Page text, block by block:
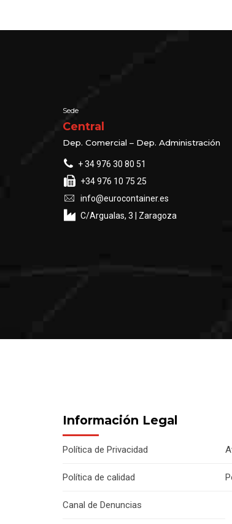
Sede
Central
Dep. Comercial – Dep. Administración
+ 34 976 30 80 51
+34 976 10 75 25
info@eurocontainer.es
C/Argualas, 3 | Zaragoza
Información Legal
Política de Privacidad
Política de calidad
Canal de Denuncias